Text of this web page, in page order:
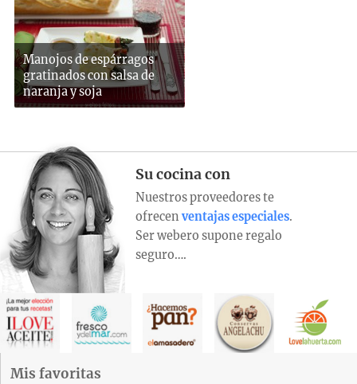
Manojos de espárragos
gratinados con salsa de
naranja y soja
Su cocina con
Nuestros proveedores te
ofrecen ventajas especiales.
Ser webero supone regalo
seguro….
Mis favoritas